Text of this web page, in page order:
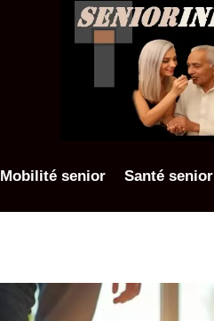
Mobilité senior Santé senior